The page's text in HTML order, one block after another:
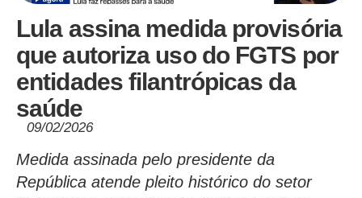
Lula assina medida provisória
que autoriza uso do FGTS por
entidades filantrópicas da
saúde
09/02/2026
Medida assinada pelo presidente da
República atende pleito histórico do setor